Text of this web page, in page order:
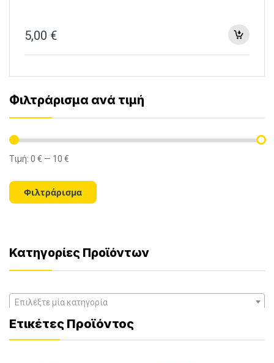
5,00 €
Φιλτράρισμα ανά τιμή
Ελάχιστη
Μέγιστη
Φιλτράρισμα
Τιμή: 0 € — 10 €
Κατηγορίες Προϊόντων
Επιλέξτε μία κατηγορία
Ετικέτες Προϊόντος